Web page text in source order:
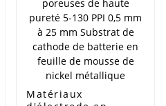
Matériaux